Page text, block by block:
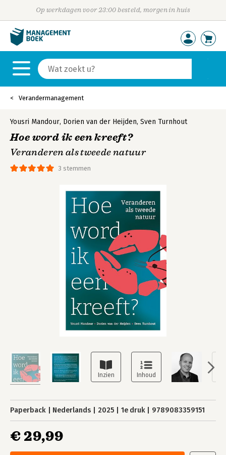
Op werkdagen voor 23:00 besteld, morgen in huis
Verandermanagement
3 stemmen
Yousri Mandour, Dorien van der Heijden, Sven Turnhout
Hoe word ik een kreeft?
Veranderen als tweede natuur
Paperback Nederlands 2025 1e druk 9789083359151
€ 29,99